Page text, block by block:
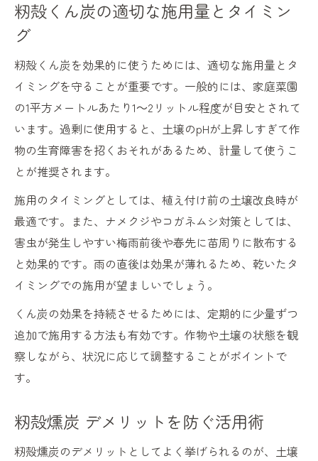
籾殻くん炭の適切な施用量とタイミン
グ
籾殻くん炭を効果的に使うためには、適切な施用量とタ
イミングを守ることが重要です。一般的には、家庭菜園
の1平方メートルあたり1～2リットル程度が目安とされて
います。過剰に使用すると、土壌のpHが上昇しすぎて作
物の生育障害を招くおそれがあるため、計量して使うこ
とが推奨されます。
施用のタイミングとしては、植え付け前の土壌改良時が
最適です。また、ナメクジやコガネムシ対策としては、
害虫が発生しやすい梅雨前後や春先に苗周りに散布する
と効果的です。雨の直後は効果が薄れるため、乾いたタ
イミングでの施用が望ましいでしょう。
くん炭の効果を持続させるためには、定期的に少量ずつ
追加で施用する方法も有効です。作物や土壌の状態を観
察しながら、状況に応じて調整することがポイントで
す。
籾殻燻炭 デメリットを防ぐ活用術
籾殻燻炭のデメリットとしてよく挙げられるのが、土壌